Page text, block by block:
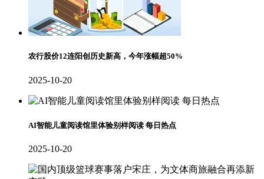
农行股价12连阳创历史新高，今年涨幅超50%
2025-10-20
AI智能儿童阅读馆里体验别样阅读 每日热点
2025-10-20